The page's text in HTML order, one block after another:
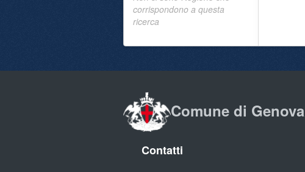
corrispondono a questa
ricerca
Comune di Genova
Contatti